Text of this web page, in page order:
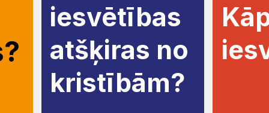
iesvētības
atšķiras no
kristībām?